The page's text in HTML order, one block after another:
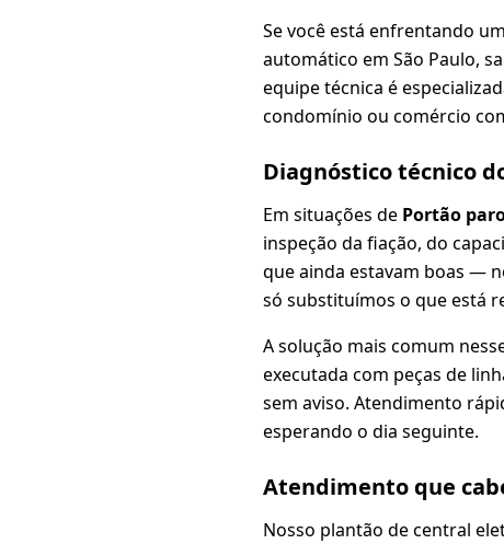
Se você está enfrentando
automático em São Paulo,
equipe técnica é
condomínio ou comércio
Diagnóstico técnico
Em situações de Portão
inspeção da fiação, do
que ainda estavam boas —
só substituímos o que está
A solução mais comum
executada com peças de
sem aviso. Atendimento
esperando o dia seguinte.
Atendimento que
Nosso plantão de central